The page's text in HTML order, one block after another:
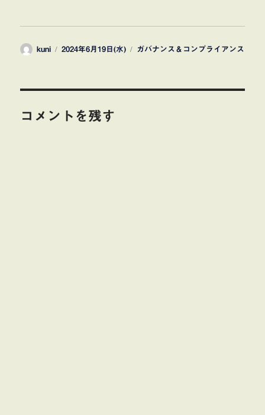
投
kuni
投
2024年6月19日(水)
カ
ガバナンス＆コンプライアンス
コメントを残す